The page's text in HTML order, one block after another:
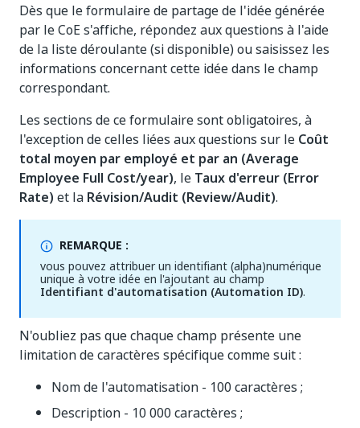
Dès que le formulaire de partage de l'idée générée
par le CoE s'affiche, répondez aux questions à l'aide
de la liste déroulante (si disponible) ou saisissez les
informations concernant cette idée dans le champ
correspondant.
Les sections de ce formulaire sont obligatoires, à
l'exception de celles liées aux questions sur le Coût
total moyen par employé et par an (Average
Employee Full Cost/year), le Taux d'erreur (Error
Rate) et la Révision/Audit (Review/Audit).
REMARQUE :
vous pouvez attribuer un identifiant (alpha)numérique
unique à votre idée en l'ajoutant au champ
Identifiant d'automatisation (Automation ID).
N'oubliez pas que chaque champ présente une
limitation de caractères spécifique comme suit :
Nom de l'automatisation - 100 caractères ;
Description - 10 000 caractères ;